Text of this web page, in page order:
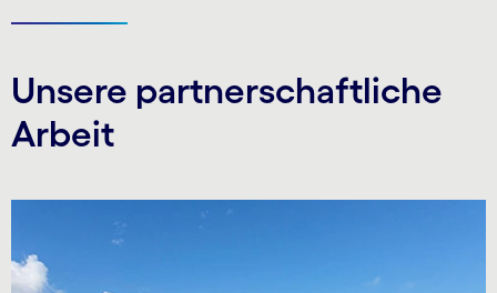
Unsere partnerschaftliche
Arbeit